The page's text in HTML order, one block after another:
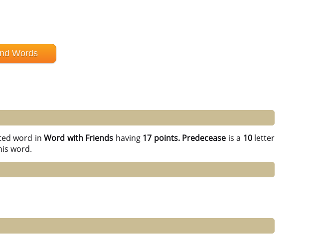
word in Word with Friends having 17 points. Predecease is a 10letter
word.